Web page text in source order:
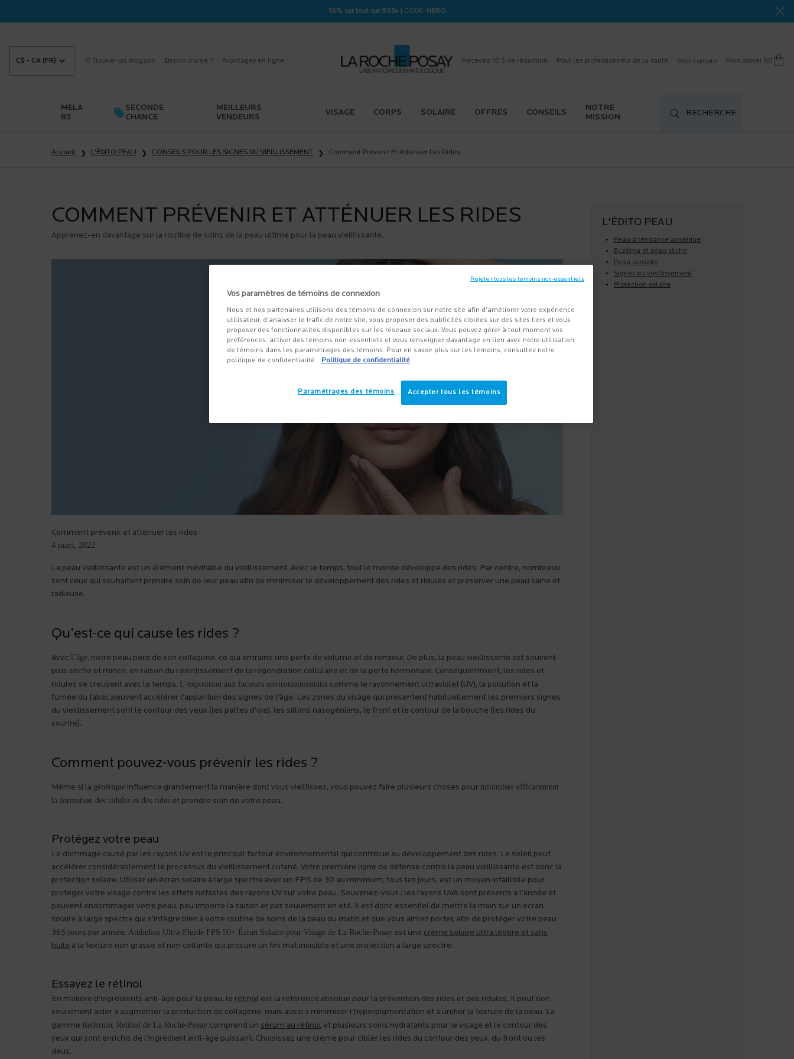
-15% sur tout sur 95$+ | CODE: HERO
C$ - CA (FR) Trouver un magasin Besoin d'aide ? Avantages en ligne Recevez 10 $ de réduction Pour les professionnels de la santé Mon compte Mon panier 0
0 product in cart
MELA
B3
SECONDE
CHANCE
MEILLEURS
VENDEURS
VISAGE CORPS SOLAIRE OFFRES CONSEILS
NOTRE
MISSION
RECHERCHE
Accueil
L'ÉDITO PEAU CONSEILS POUR LES SIGNES DU VIEILLISSEMENT Comment Prévenir Et Atténuer Les Rides
COMMENT PRÉVENIR ET ATTÉNUER LES RIDES
Apprenez-en davantage sur la routine de soins de la peau ultime pour la peau vieillissante.
Comment prévenir et atténuer les rides
4 mars, 2022
La peau vieillissante est un élément inévitable du vieillissement. Avec le temps, tout le monde développe des rides. Par contre, nombreux
sont ceux qui souhaitent prendre soin de leur peau afin de minimiser le développement des rides et ridules et préserver une peau saine et
radieuse.
Qu’est-ce qui cause les rides ?
Avec l’âge, notre peau perd de son collagène, ce qui entraîne une perte de volume et de rondeur. De plus, la peau vieillissante est souvent
plus sèche et mince, en raison du ralentissement de la régénération cellulaire et de la perte hormonale. Conséquemment, les rides et
ridules se creusent avec le temps. L’exposition aux facteurs environnementaux comme le rayonnement ultraviolet (UV), la pollution et la
fumée du tabac peuvent accélérer l’apparition des signes de l’âge. Les zones du visage qui présentent habituellement les premiers signes
du vieillissement sont le contour des yeux (les pattes d’oie), les sillons nasogéniens, le front et le contour de la bouche (les rides du
sourire).
Comment pouvez-vous prévenir les rides ?
Même si la génétique influence grandement la manière dont vous vieillissez, vous pouvez faire plusieurs choses pour minimiser efficacement
la formation des ridules et des rides et prendre soin de votre peau.
Protégez votre peau
Le dommage causé par les rayons UV est le principal facteur environnemental qui contribue au développement des rides. Le soleil peut
accélérer considérablement le processus du vieillissement cutané. Votre première ligne de défense contre la peau vieillissante est donc la
protection solaire. Utiliser un écran solaire à large spectre avec un FPS de 30 au minimum, tous les jours, est un moyen infaillible pour
protéger votre visage contre les effets néfastes des rayons UV sur votre peau. Souvenez-vous : les rayons UVA sont présents à l’année et
peuvent endommager votre peau, peu importe la saison et pas seulement en été. Il est donc essentiel de mettre la main sur un écran
solaire à large spectre qui s’intègre bien à votre routine de soins de la peau du matin et que vous aimez porter, afin de protéger votre peau
365 jours par année. Anthelios Ultra-Fluide FPS 50+ Écran Solaire pour Visage de La Roche-Posay est une crème solaire ultra légère et sans
huile à la texture non grasse et non collante qui procure un fini mat invisible et une protection à large spectre.
Essayez le rétinol
En matière d’ingrédients anti-âge pour la peau, le rétinol est la référence absolue pour la prévention des rides et des ridules. Il peut non
seulement aider à augmenter la production de collagène, mais aussi à minimiser l’hyperpigmentation et à unifier la texture de la peau. La
gamme Redermic Retinol de La Roche-Posay comprend un sérum au rétinol et plusieurs soins hydratants pour le visage et le contour des
yeux qui sont enrichis de l’ingrédient anti-âge puissant. Choisissez une crème pour cibler les rides du contour des yeux, du front ou les
deux.
L'ÉDITO PEAU
Peau à tendance acnéique
Eczéma et peau sèche
Peau sensible
Signes du vieillissement
Protection solaire
Vos paramètres de témoins de connexion
Nous et nos partenaires utilisons des témoins de connexion sur notre site afin d’améliorer votre expérience
utilisateur, d’analyser le trafic de notre site, vous proposer des publicités ciblées sur des sites tiers et vous
proposer des fonctionnalités disponibles sur les réseaux sociaux. Vous pouvez gérer à tout moment vos
préférences, activer des témoins non-essentiels et vous renseigner davantage en lien avec notre utilisation
de témoins dans les paramétrages des témoins. Pour en savoir plus sur les témoins, consultez notre
politique de confidentialité.
Politique de confidentialité
Accepter tous les témoins
Paramétrages des témoins
Rejeter tous les témoins non-essentiels